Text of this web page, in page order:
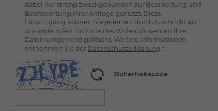
dabei nur streng zweckgebunden zur Bearbeitung und
Beantwortung Ihrer Anfrage genutzt. Diese
Einwilligung können Sie jederzeit durch Nachricht an
uns widerrufen. Im Falle des Widerrufs werden Ihre
Daten umgehend gelöscht. Weitere Informationen
entnehmen Sie der Datenschutzerklärung .*
Sicherheitscode